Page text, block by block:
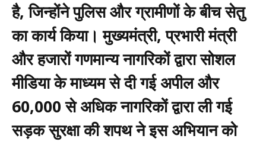
है, जिन्होंने पुलिस और ग्रामीणों के बीच सेतु
का कार्य किया। मुख्यमंत्री, प्रभारी मंत्री
और हजारों गणमान्य नागरिकों द्वारा सोशल
मीडिया के माध्यम से दी गई अपील और
60,000 से अधिक नागरिकों द्वारा ली गई
सड़क सुरक्षा की शपथ ने इस अभियान को